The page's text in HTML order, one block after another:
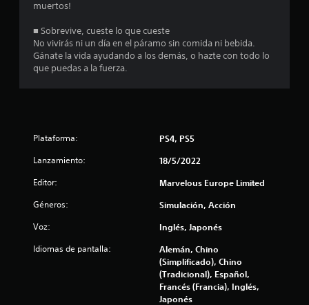
i
o
muertos!
■ Sobrevive, cueste lo que cueste
No vivirás ni un día en el páramo sin comida ni bebida.
Gánate la vida ayudando a los demás, o hazte con todo lo
que puedas a la fuerza.
Plataforma: PS4, PS5
Lanzamiento: 18/5/2022
Editor: Marvelous Europe Limited
Géneros: Simulación, Acción
Voz: Inglés, Japonés
Idiomas de pantalla:
Alemán, Chino
(Simplificado), Chino
(Tradicional), Español,
Francés (Francia), Inglés,
Japonés